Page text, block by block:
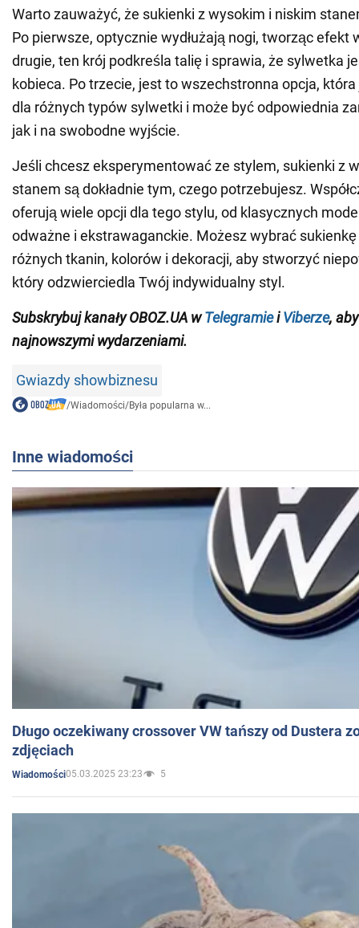
Warto zauważyć, że sukienki z wysokim i niskim
Po pierwsze, optycznie wydłużają nogi, tworząc efekt
drugie, ten krój podkreśla talię i sprawia, że sylwetka
kobieca. Po trzecie, jest to wszechstronna opcja,
dla różnych typów sylwetki i może być odpowiednia
jak i na swobodne wyjście.
Jeśli chcesz eksperymentować ze stylem, sukienki z
stanem są dokładnie tym, czego potrzebujesz.
oferują wiele opcji dla tego stylu, od klasycznych
odważne i ekstrawaganckie. Możesz wybrać
różnych tkanin, kolorów i dekoracji, aby stworzyć
który odzwierciedla Twój indywidualny styl.
Subskrybuj kanały OBOZ.UA wTelegramieiViberze,
najnowszymi wydarzeniami.
Gwiazdy showbiznesu
/Wiadomości/Była popularna w...
Inne wiadomości
Długo oczekiwany crossover VW tańszy od Dustera
zdjęciach
Wiadomości05.03.2025 23:23 5